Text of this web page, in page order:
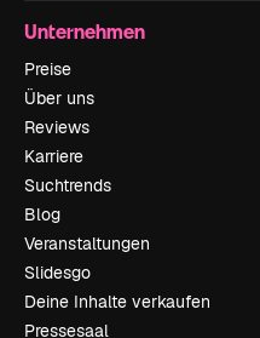
Unternehmen
Preise
Über uns
Reviews
Karriere
Suchtrends
Blog
Veranstaltungen
Slidesgo
Deine Inhalte verkaufen
Pressesaal